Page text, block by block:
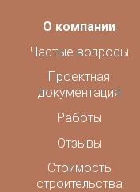
О компании
Частые вопросы
Проектная
документация
Работы
Отзывы
Стоимость
строительства